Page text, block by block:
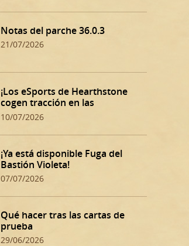
Notas del parche 36.0.3
21/07/2026
¡Los eSports de Hearthstone
cogen tracción en las
eliminatorias de verano!
10/07/2026
¡Ya está disponible Fuga del
Bastión Violeta!
07/07/2026
Qué hacer tras las cartas de
prueba
29/06/2026